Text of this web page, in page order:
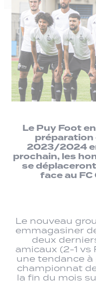
Le Puy Foot
préparation
2023/2024
prochain, les
se
face au FC
Le nouveau
emmagasiner
deux
amicaux (2-1 vs
une tendance
championnat
la fin du mois